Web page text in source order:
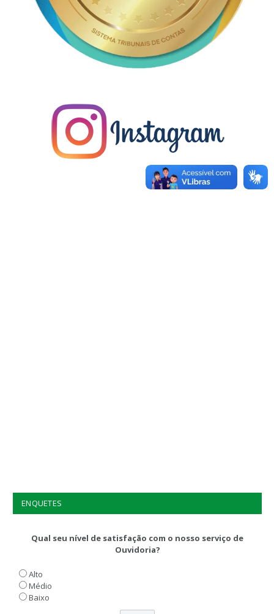
ENQUETES
Qual seu nível de satisfação com o nosso serviço de
Ouvidoria?
Alto
Médio
Baixo